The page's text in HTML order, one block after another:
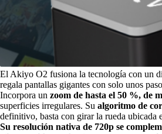
El Akiyo O2 fusiona la tecnología con un
regala pantallas gigantes con solo unos
Incorpora un zoom de hasta el 50 %, de
superficies irregulares. Su algoritmo de
definitivo, basta con girar la rueda ubicada
Su resolución nativa de 720p se